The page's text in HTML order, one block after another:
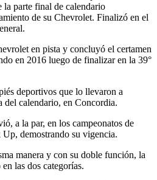
la parte final de calendario
de su Chevrolet. Finalizó en el
en pista y concluyó el certamen
en 2016 luego de finalizar en la 39°
deportivos que lo llevaron a
del calendario, en Concordia.
a la par, en los campeonatos de
demostrando su vigencia.
manera y con su doble función, la
las dos categorías.